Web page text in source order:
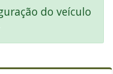
do veículo